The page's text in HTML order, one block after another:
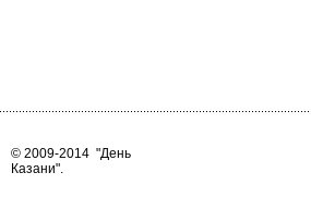
© 2009-2014 "День
Казани".